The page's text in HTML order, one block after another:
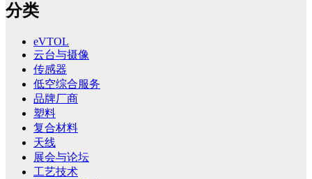
分类
eVTOL
云台与摄像
传感器
低空综合服务
品牌厂商
塑料
复合材料
天线
展会与论坛
工艺技术